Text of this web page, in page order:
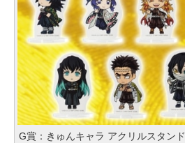
G賞：きゅんキャラ アクリルスタンド